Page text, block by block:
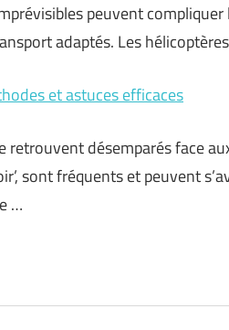
peuvent
adaptés. Les
et astuces efficaces
désemparés face
sont fréquents et peuvent
…